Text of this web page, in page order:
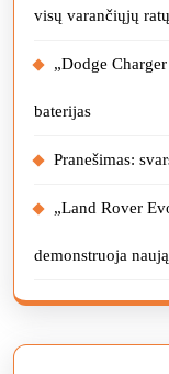
visų varančiųjų
„Dodge
baterijas
Pranešimas:
„Land Rover
demonstruoja